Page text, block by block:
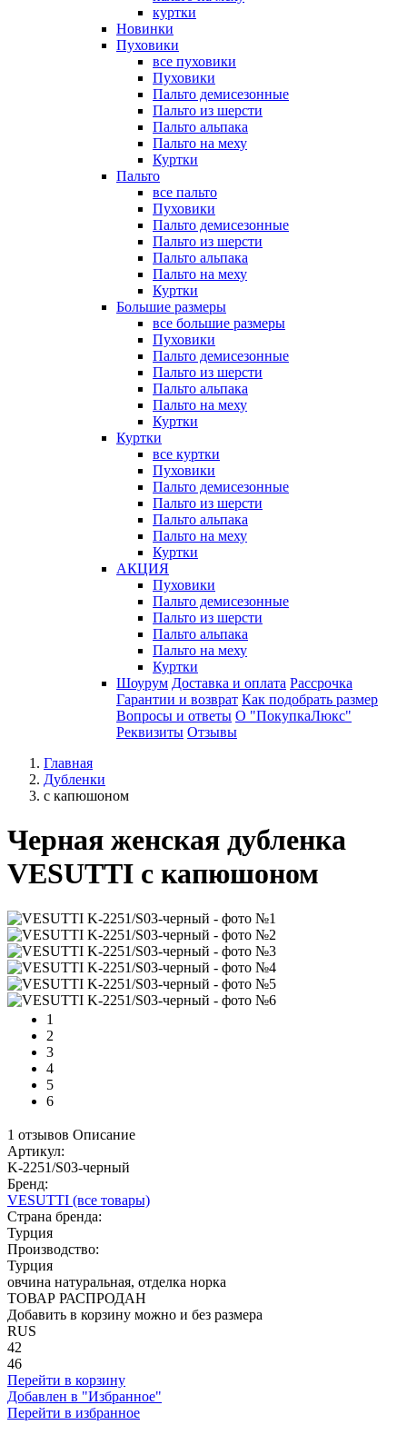
куртки
Новинки
Пуховики
все пуховики
Пуховики
Пальто демисезонные
Пальто из шерсти
Пальто альпака
Пальто на меху
Куртки
Пальто
все пальто
Пуховики
Пальто демисезонные
Пальто из шерсти
Пальто альпака
Пальто на меху
Куртки
Большие размеры
все большие размеры
Пуховики
Пальто демисезонные
Пальто из шерсти
Пальто альпака
Пальто на меху
Куртки
Куртки
все куртки
Пуховики
Пальто демисезонные
Пальто из шерсти
Пальто альпака
Пальто на меху
Куртки
АКЦИЯ
Пуховики
Пальто демисезонные
Пальто из шерсти
Пальто альпака
Пальто на меху
Куртки
Шоурум Доставка и оплата Рассрочка
Гарантии и возврат Как подобрать размер
Вопросы и ответы О "ПокупкаЛюкс"
Реквизиты Отзывы
Главная
Дубленки
с капюшоном
Черная женская дубленка
VESUTTI с капюшоном
1
2
3
4
5
6
1 отзывов Описание
Артикул:
K-2251/S03-черный
Бренд:
VESUTTI (все товары)
Страна бренда:
Турция
Производство:
Турция
овчина натуральная, отделка норка
ТОВАР РАСПРОДАН
Добавить в корзину можно и без размера
RUS
42
46
Перейти в корзину
Добавлен в "Избранное"
Перейти в избранное